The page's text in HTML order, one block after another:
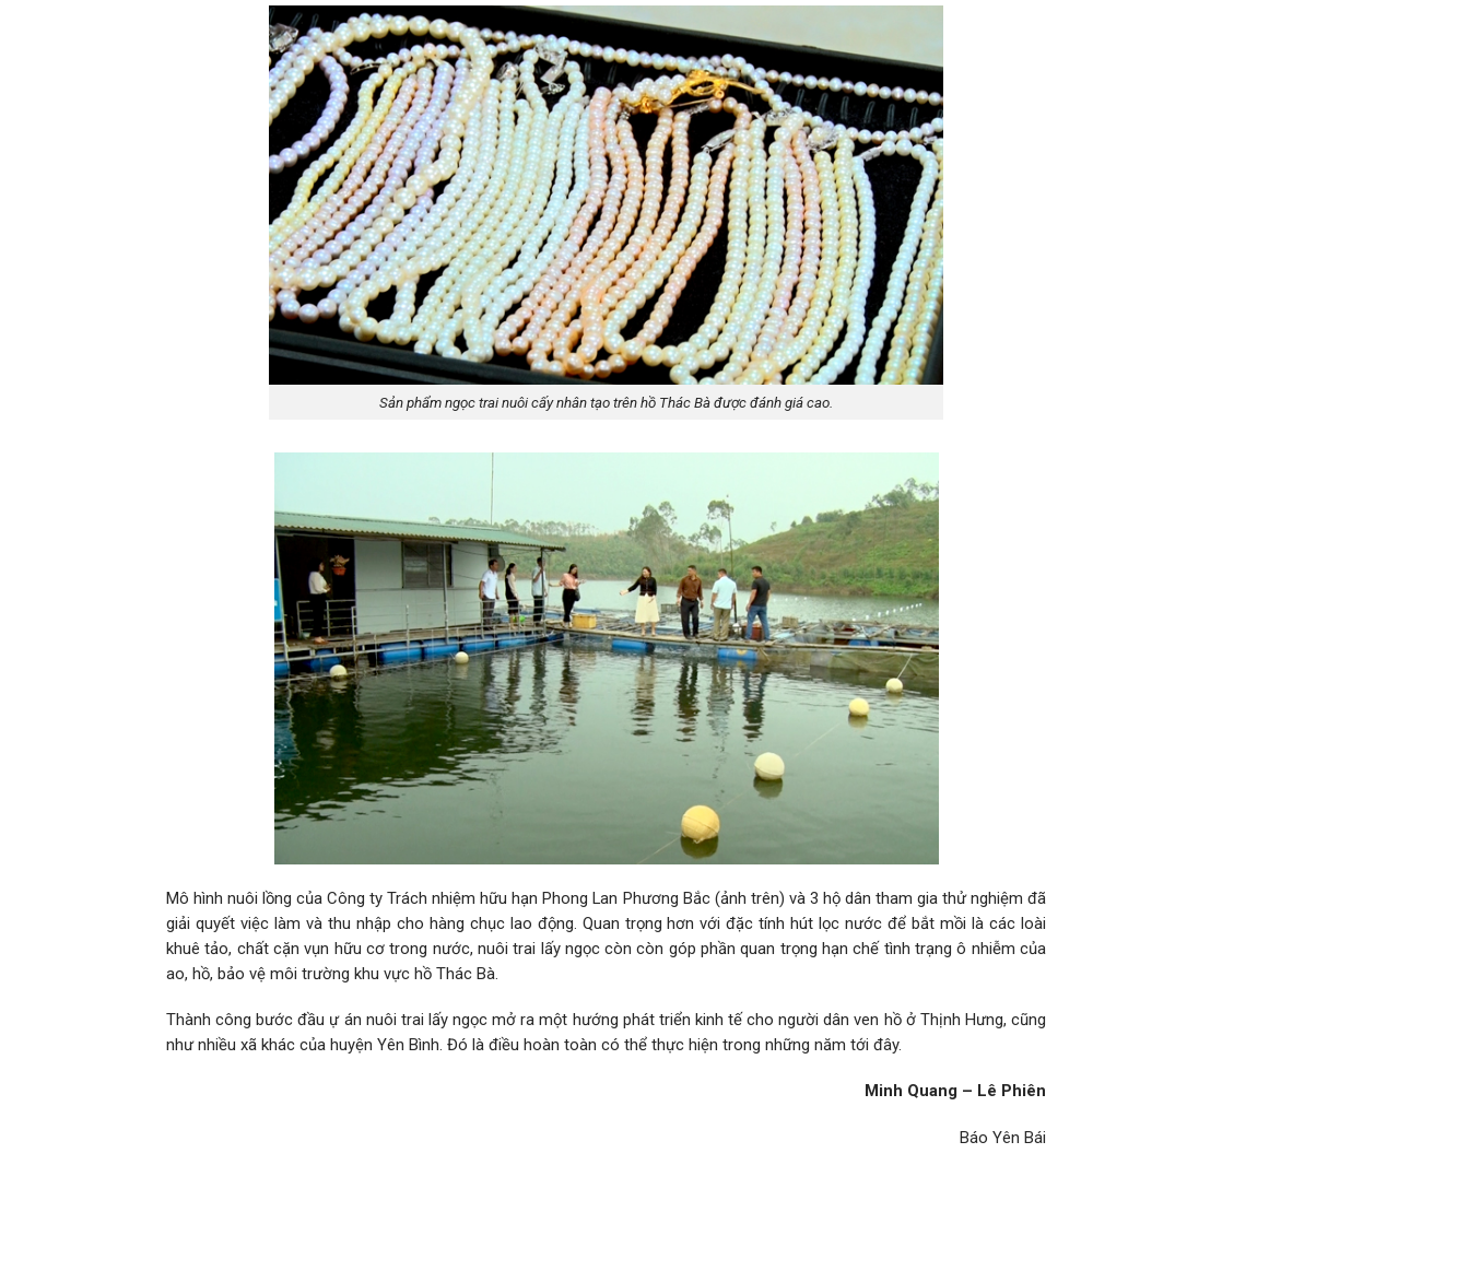
Sản phẩm ngọc trai nuôi cấy nhân tạo trên hồ Thác Bà được đánh giá cao.
Mô hình nuôi lồng của Công ty Trách nhiệm hữu hạn Phong Lan Phương Bắc (ảnh trên) và 3 hộ dân tham gia thử nghiệm đã
giải quyết việc làm và thu nhập cho hàng chục lao động. Quan trọng hơn với đặc tính hút lọc nước để bắt mồi là các loài
khuê tảo, chất cặn vụn hữu cơ trong nước, nuôi trai lấy ngọc còn còn góp phần quan trọng hạn chế tình trạng ô nhiễm của
ao, hồ, bảo vệ môi trường khu vực hồ Thác Bà.
Thành công bước đầu ự án nuôi trai lấy ngọc mở ra một hướng phát triển kinh tế cho người dân ven hồ ở Thịnh Hưng, cũng
như nhiều xã khác của huyện Yên Bình. Đó là điều hoàn toàn có thể thực hiện trong những năm tới đây.
Minh Quang – Lê Phiên
Báo Yên Bái